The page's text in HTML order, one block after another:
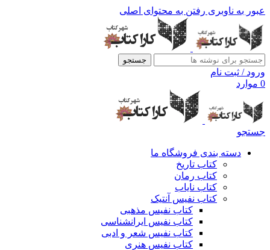
عبور به ناوبری رفتن به محتوای اصلی
جستجو
ورود / ثبت نام
0 موارد
جستجو
دسته بندی فروشگاه ما
کتاب تاریخ
کتاب رمان
کتاب نایاب
کتاب نفیس آنتیک
کتاب نفیس مذهبی
کتاب نفیس ایرانشناسی
کتاب نفیس شعر و ادبی
کتاب نفیس هنری